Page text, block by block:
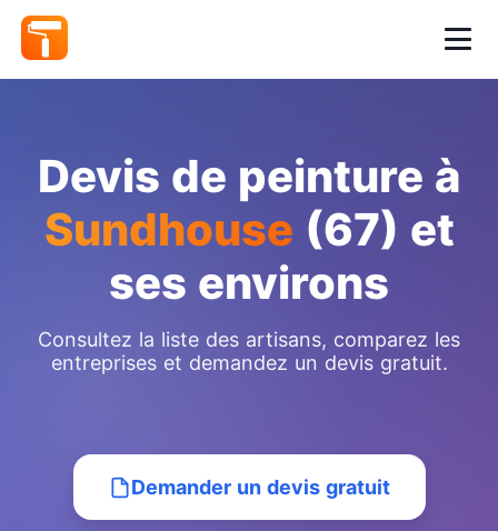
Devis de peinture à
Sundhouse (67) et
ses environs
Consultez la liste des artisans, comparez les
entreprises et demandez un devis gratuit.
Demander un devis gratuit